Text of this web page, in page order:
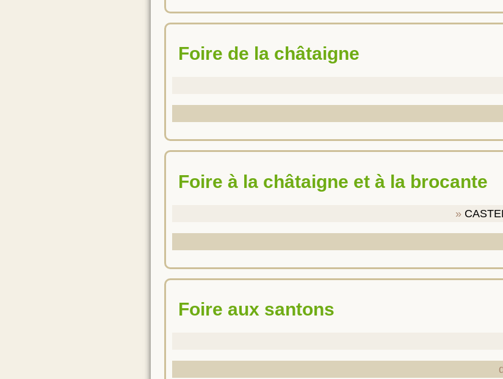
Foire de la châtaigne
Foire à la châtaigne et à la brocante
Foire aux santons